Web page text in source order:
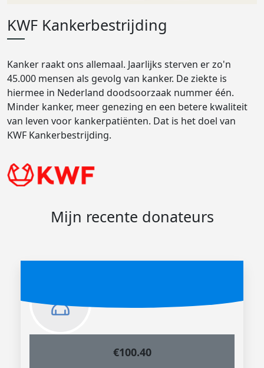
KWF Kankerbestrijding
Kanker raakt ons allemaal. Jaarlijks sterven er zo'n
45.000 mensen als gevolg van kanker. De ziekte is
hiermee in Nederland doodsoorzaak nummer één.
Minder kanker, meer genezing en een betere kwaliteit
van leven voor kankerpatiënten. Dat is het doel van
KWF Kankerbestrijding.
Mijn recente donateurs
€100.40